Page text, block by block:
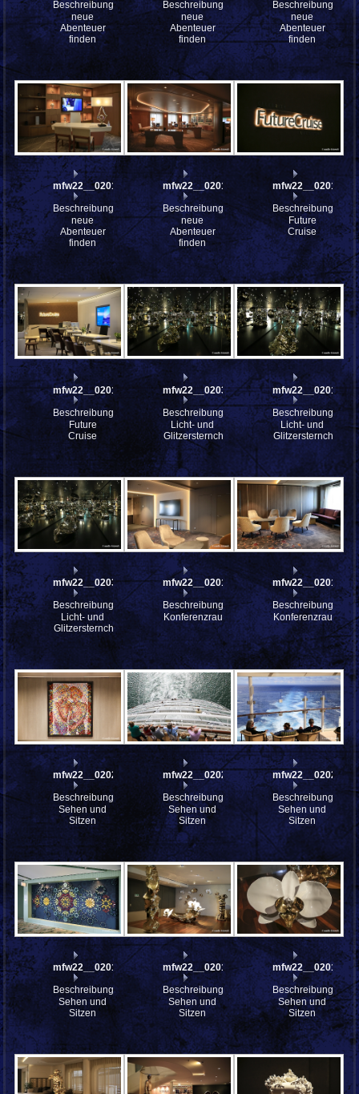
Beschreibung:
neue
Abenteuer
finden
Beschreibung:
neue
Abenteuer
finden
Beschreibung:
neue
Abenteuer
finden
mfw22__0201405
Beschreibung:
neue
Abenteuer
finden
mfw22__0201403
Beschreibung:
neue
Abenteuer
finden
mfw22__0201831
Beschreibung:
Future
Cruise
mfw22__0201401
Beschreibung:
Future
Cruise
mfw22__0203341
Beschreibung:
Licht- und
Glitzersternchen
mfw22__0201853
Beschreibung:
Licht- und
Glitzersternchen
mfw22__0203344
Beschreibung:
Licht- und
Glitzersternchen
mfw22__0201385
Beschreibung:
Konferenzraum
mfw22__0201387
Beschreibung:
Konferenzraum
mfw22__0202577
Beschreibung:
Sehen und
Sitzen
mfw22__0202552
Beschreibung:
Sehen und
Sitzen
mfw22__0202298
Beschreibung:
Sehen und
Sitzen
mfw22__0201875
Beschreibung:
Sehen und
Sitzen
mfw22__0201860
Beschreibung:
Sehen und
Sitzen
mfw22__0201856
Beschreibung:
Sehen und
Sitzen